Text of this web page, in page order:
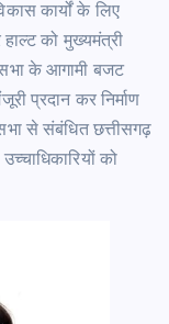
कार्यों के लिए
को मुख्यमंत्री
के आगामी बजट
प्रदान कर निर्माण
से संबंधित छत्तीसगढ़
को